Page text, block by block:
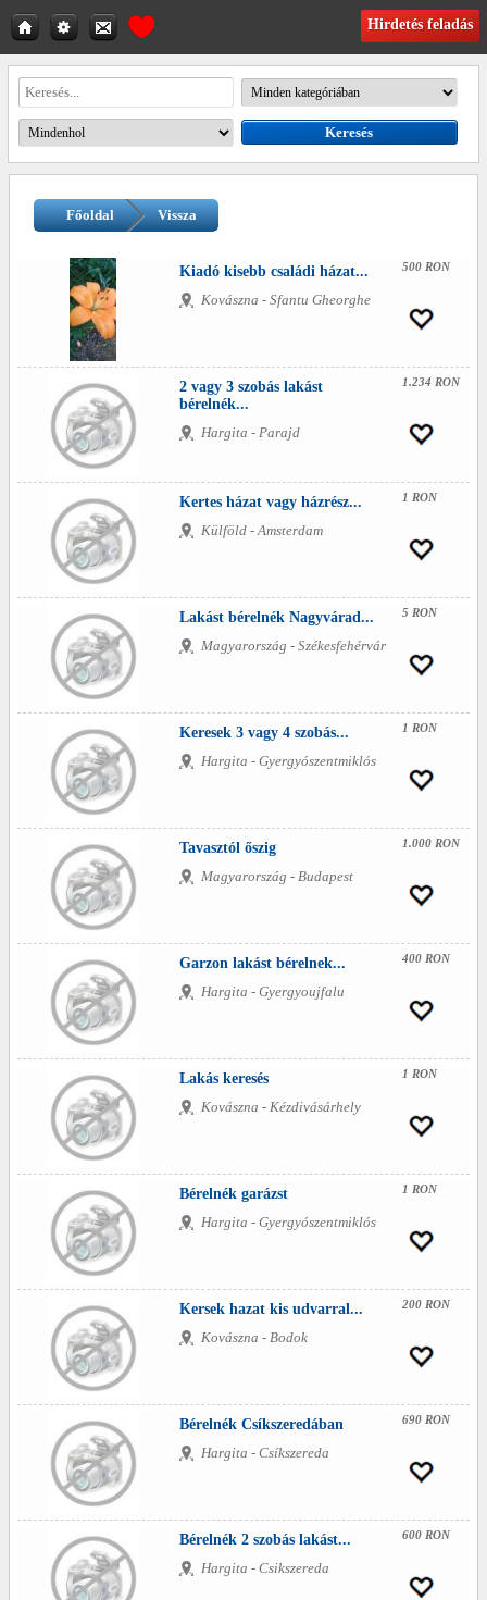
Hirdetés feladás
Főoldal Vissza
Kiadó kisebb családi házat...
Kovászna - Sfantu Gheorghe
500 RON
2 vagy 3 szobás lakást
bérelnék...
Hargita - Parajd
1.234 RON
Kertes házat vagy házrész...
Külföld - Amsterdam
1 RON
Lakást bérelnék Nagyvárad...
Magyarország - Székesfehérvár
5 RON
Keresek 3 vagy 4 szobás...
Hargita - Gyergyószentmiklós
1 RON
Tavasztól őszig
Magyarország - Budapest
1.000 RON
Garzon lakást bérelnek...
Hargita - Gyergyoujfalu
400 RON
Lakás keresés
Kovászna - Kézdivásárhely
1 RON
Bérelnék garázst
Hargita - Gyergyószentmiklós
1 RON
Kersek hazat kis udvarral...
Kovászna - Bodok
200 RON
Bérelnék Csíkszeredában
Hargita - Csíkszereda
690 RON
Bérelnék 2 szobás lakást...
Hargita - Csikszereda
600 RON